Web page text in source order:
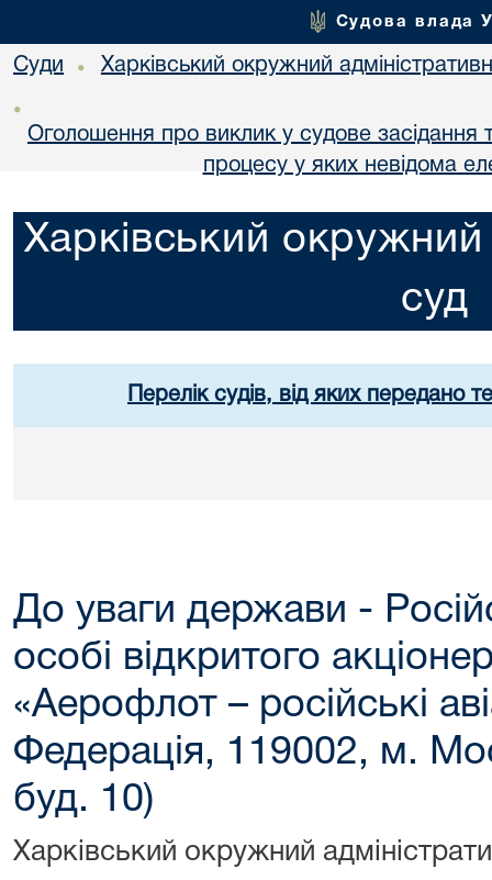
Судова влада
Суди • Харківський окружний
•
Оголошення про виклик у судове засідання
процесу у яких невідома
Харківський окружний
суд
Перелік судів, від яких передано
До уваги держави -
особі відкритого
«Аерофлот – російські
Федерація, 119002, м.
буд. 10)
Харківський окружний